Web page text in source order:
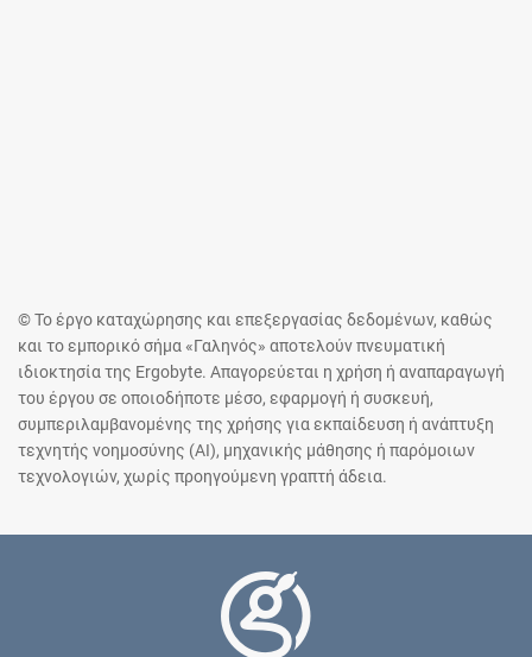
© Το έργο καταχώρησης και επεξεργασίας δεδομένων, καθώς
και το εμπορικό σήμα «Γαληνός» αποτελούν πνευματική
ιδιοκτησία της Ergobyte. Απαγορεύεται η χρήση ή αναπαραγωγή
του έργου σε οποιοδήποτε μέσο, εφαρμογή ή συσκευή,
συμπεριλαμβανομένης της χρήσης για εκπαίδευση ή ανάπτυξη
τεχνητής νοημοσύνης (AI), μηχανικής μάθησης ή παρόμοιων
τεχνολογιών, χωρίς προηγούμενη γραπτή άδεια.